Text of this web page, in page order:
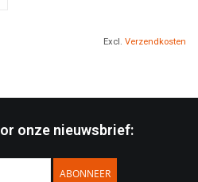
Excl. Verzendkosten
onze nieuwsbrief:
ABONNEER